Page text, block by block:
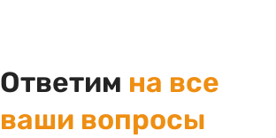
Ответим на все
ваши вопросы